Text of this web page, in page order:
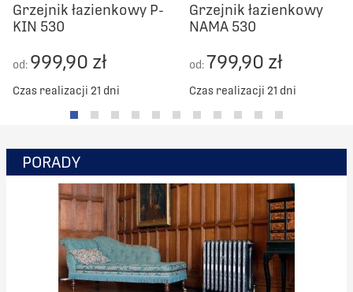
Grzejnik łazienkowy P-
KIN 530
od: 999,90 zł
Czas realizacji 21 dni
Grzejnik łazienkowy
NAMA 530
od:799,90 zł
Czas realizacji 21 dni
PORADY